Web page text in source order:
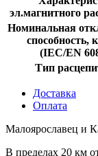
эл.магнитного
Номинальная
способность,
(IEC/EN
Тип
Доставка
Оплата
Малоярославец и
В пределах 20 км